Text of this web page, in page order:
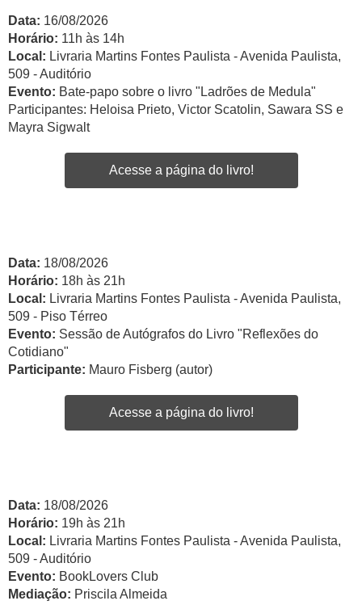
Data: 16/08/2026
Horário: 11h às 14h
Local: Livraria Martins Fontes Paulista - Avenida Paulista,
509 - Auditório
Evento: Bate-papo sobre o livro "Ladrões de Medula"
Participantes: Heloisa Prieto, Victor Scatolin, Sawara SS e
Mayra Sigwalt
Acesse a página do livro!
Data: 18/08/2026
Horário: 18h às 21h
Local: Livraria Martins Fontes Paulista - Avenida Paulista,
509 - Piso Térreo
Evento: Sessão de Autógrafos do Livro "Reflexões do
Cotidiano"
Participante: Mauro Fisberg (autor)
Acesse a página do livro!
Data: 18/08/2026
Horário: 19h às 21h
Local: Livraria Martins Fontes Paulista - Avenida Paulista,
509 - Auditório
Evento: BookLovers Club
Mediação: Priscila Almeida